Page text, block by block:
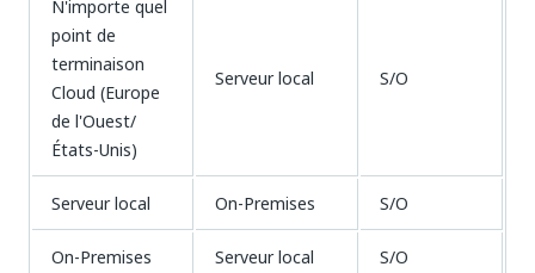
N'importe quel
point de
terminaison
Cloud (Europe
de l'Ouest/
États-Unis)
Serveur local S/O
Serveur local On-Premises S/O
On-Premises Serveur local S/O